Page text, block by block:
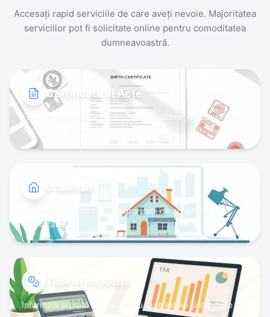
Accesați rapid serviciile de care aveți nevoie. Majoritatea
serviciilor pot fi solicitate online pentru comoditatea
dumneavoastră.
Certificate și Acte
Eliberare certificate de naștere, căsătorie, deces și alte
documente oficiale
Certificate de urbanism, autorizații de construire și
desființare
Taxe și Impozite
Informații și plată online pentru taxe locale și impozite